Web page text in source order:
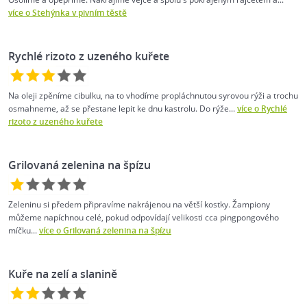
více o Stehýnka v pivním těstě
Rychlé rizoto z uzeného kuřete
Na oleji zpěníme cibulku, na to vhodíme propláchnutou syrovou rýži a trochu
osmahneme, až se přestane lepit ke dnu kastrolu. Do rýže...více o Rychlé
rizoto z uzeného kuřete
Grilovaná zelenina na špízu
Zeleninu si předem připravíme nakrájenou na větší kostky. Žampiony
můžeme napíchnou celé, pokud odpovídají velikosti cca pingpongového
míčku...více o Grilovaná zelenina na špízu
Kuře na zelí a slanině